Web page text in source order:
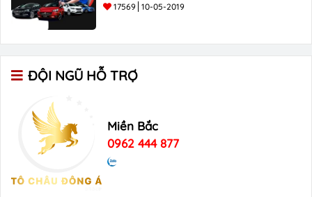
17569 10-05-2019
ĐỘI NGŨ HỖ TRỢ
Miền Bắc
0962 444 877